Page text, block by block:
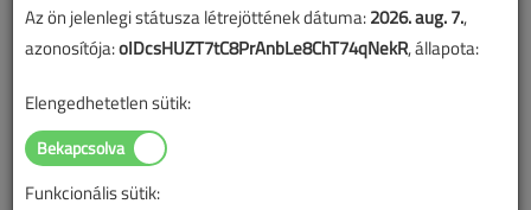
Vízellátás
Küszöbön áll a szabványok
változása?
2017/12. lapszám
Az ön jelenlegi státusza létrejöttének dátuma:2026. aug. 7.,
azonosítója:oIDcsHUZT7tC8PrAnbLe8ChT74qNekR, állapota:
Elengedhetetlen sütik:
Funkcionális sütik: